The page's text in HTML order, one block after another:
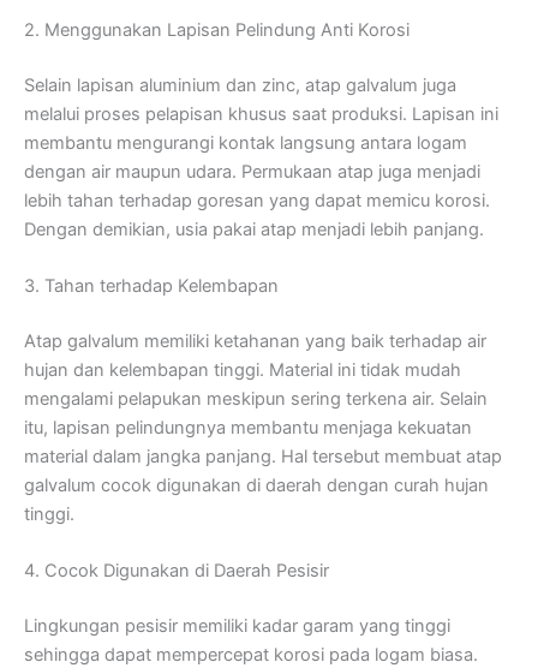
2. Menggunakan Lapisan Pelindung Anti Korosi
Selain lapisan aluminium dan zinc, atap galvalum juga
melalui proses pelapisan khusus saat produksi. Lapisan ini
membantu mengurangi kontak langsung antara logam
dengan air maupun udara. Permukaan atap juga menjadi
lebih tahan terhadap goresan yang dapat memicu korosi.
Dengan demikian, usia pakai atap menjadi lebih panjang.
3. Tahan terhadap Kelembapan
Atap galvalum memiliki ketahanan yang baik terhadap air
hujan dan kelembapan tinggi. Material ini tidak mudah
mengalami pelapukan meskipun sering terkena air. Selain
itu, lapisan pelindungnya membantu menjaga kekuatan
material dalam jangka panjang. Hal tersebut membuat atap
galvalum cocok digunakan di daerah dengan curah hujan
tinggi.
4. Cocok Digunakan di Daerah Pesisir
Lingkungan pesisir memiliki kadar garam yang tinggi
sehingga dapat mempercepat korosi pada logam biasa.